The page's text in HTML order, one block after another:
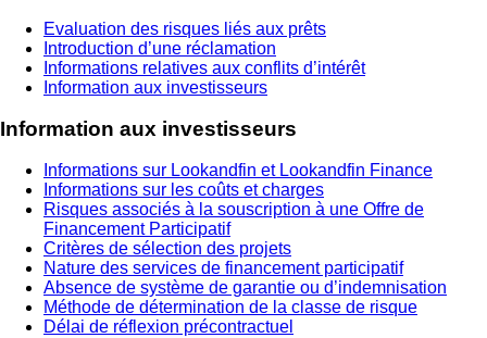
Evaluation des risques liés aux prêts
Introduction d’une réclamation
Informations relatives aux conflits d’intérêt
Information aux investisseurs
Information aux investisseurs
Informations sur Lookandfin et Lookandfin Finance
Informations sur les coûts et charges
Risques associés à la souscription à une Offre de
Financement Participatif
Critères de sélection des projets
Nature des services de financement participatif
Absence de système de garantie ou d’indemnisation
Méthode de détermination de la classe de risque
Délai de réflexion précontractuel